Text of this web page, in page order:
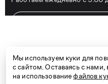
Мы используем куки для
с сайтом. Оставаясь с нами,
на использованиефайлов